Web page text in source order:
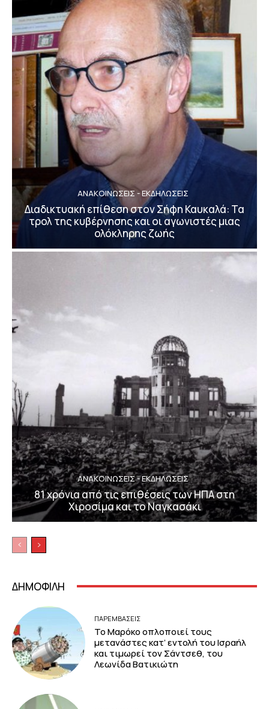
ΑΝΑΚΟΙΝΩΣΕΙΣ - ΕΚΔΗΛΩΣΕΙΣ
Διαδικτυακή επίθεση στον Σήφη Καυκαλά: Τα
τρολ της κυβέρνησης και οι αγωνιστές μιας
ολόκληρης ζωής
ΑΝΑΚΟΙΝΩΣΕΙΣ - ΕΚΔΗΛΩΣΕΙΣ
81 χρόνια από τις επιθέσεις των ΗΠΑ στη
Χιροσίμα και το Ναγκασάκι
ΔΗΜΟΦΙΛΗ
ΠΑΡΕΜΒΑΣΕΙΣ
Το Μαρόκο οπλοποιεί τους
μετανάστες κατ’ εντολή του Ισραήλ
και τιμωρεί τον Σάντσεθ, του
Λεωνίδα Βατικιώτη